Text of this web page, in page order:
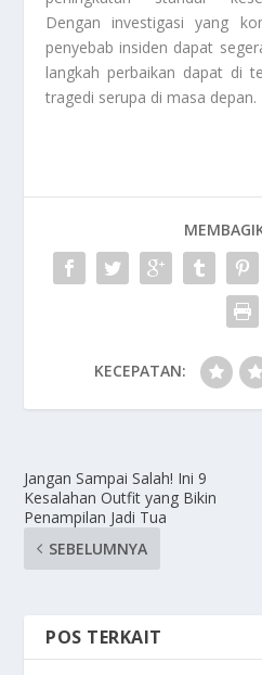
Dengan investigasi yang
penyebab insiden dapat
langkah perbaikan dapat di
tragedi serupa di masa depan.
KECEPATAN:
Jangan Sampai Salah! Ini 9
Kesalahan Outfit yang Bikin
Penampilan Jadi Tua
SEBELUMNYA
POS TERKAIT